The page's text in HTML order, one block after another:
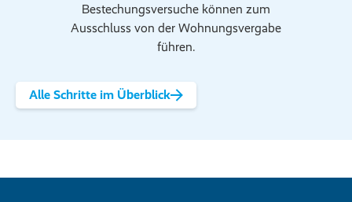
Bestechungsversuche können zum
Ausschluss von der Wohnungsvergabe
führen.
Alle Schritte im Überblick